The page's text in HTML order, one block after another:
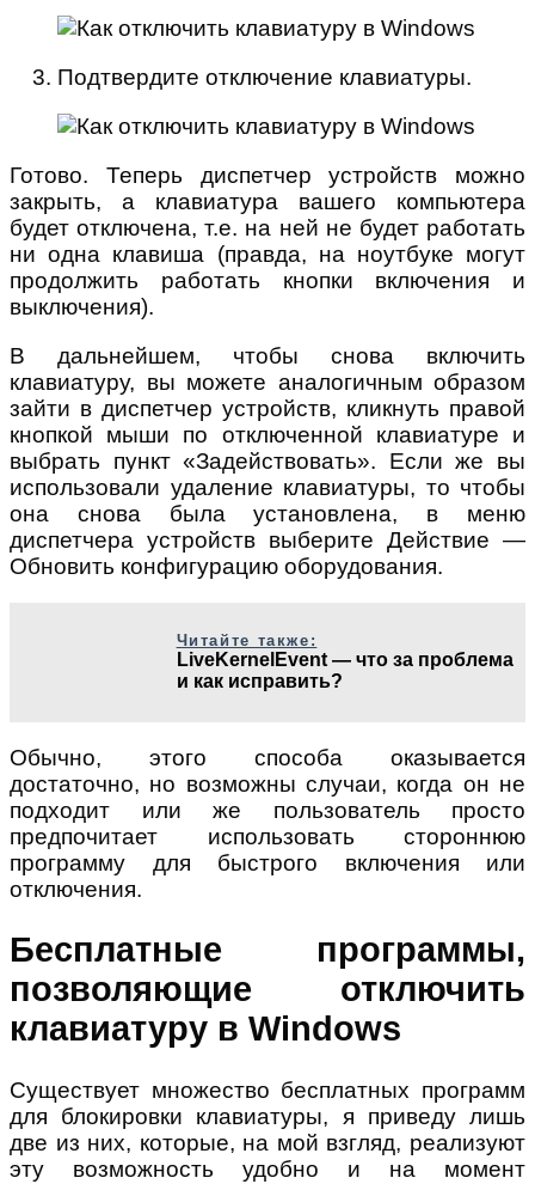
Подтвердите отключение клавиатуры.
Готово. Теперь диспетчер устройств можно
закрыть, а клавиатура вашего компьютера
будет отключена, т.е. на ней не будет работать
ни одна клавиша (правда, на ноутбуке могут
продолжить работать кнопки включения и
выключения).
В дальнейшем, чтобы снова включить
клавиатуру, вы можете аналогичным образом
зайти в диспетчер устройств, кликнуть правой
кнопкой мыши по отключенной клавиатуре и
выбрать пункт «Задействовать». Если же вы
использовали удаление клавиатуры, то чтобы
она снова была установлена, в меню
диспетчера устройств выберите Действие —
Обновить конфигурацию оборудования.
Читайте также:
LiveKernelEvent — что за проблема
и как исправить?
Обычно, этого способа оказывается
достаточно, но возможны случаи, когда он не
подходит или же пользователь просто
предпочитает использовать стороннюю
программу для быстрого включения или
отключения.
Бесплатные программы,
позволяющие отключить
клавиатуру в Windows
Существует множество бесплатных программ
для блокировки клавиатуры, я приведу лишь
две из них, которые, на мой взгляд, реализуют
эту возможность удобно и на момент